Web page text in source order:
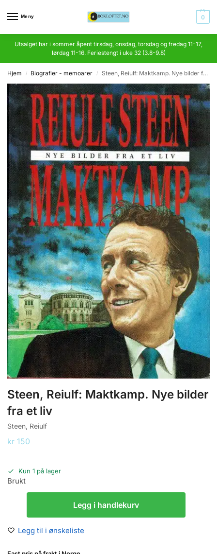
Meny 0
Utsalget har i sommer åpent tirsdag, onsdag, torsdag og fredag 11-17,
lørdag 11-16. Feriestengt i uke 32 (3.8-9.8)
Hjem / Biografier - memoarer / Steen, Reiulf: Maktkamp. Nye bilder fra et liv
Steen, Reiulf: Maktkamp. Nye bilder
fra et liv
Steen, Reiulf
kr 150
Kun 1 på lager
Brukt
Legg i handlekurv
Legg til i ønskeliste